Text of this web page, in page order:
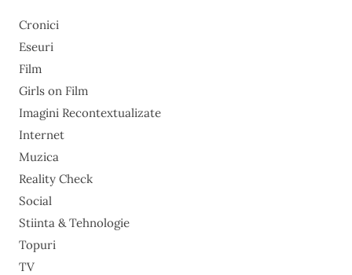
Cronici
Eseuri
Film
Girls on Film
Imagini Recontextualizate
Internet
Muzica
Reality Check
Social
Stiinta & Tehnologie
Topuri
TV